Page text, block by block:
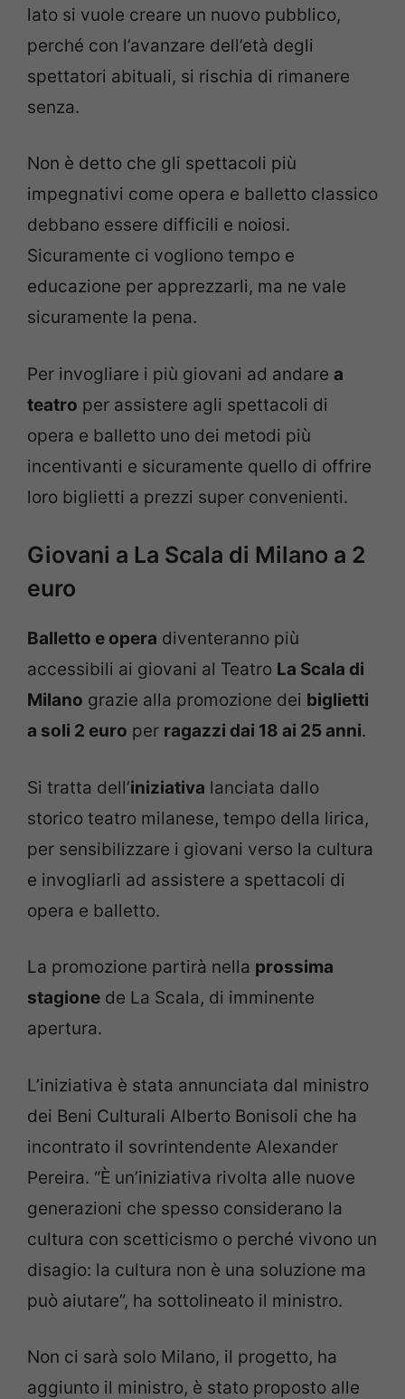
lato si vuole creare un nuovo pubblico,
perché con l’avanzare dell’età degli
spettatori abituali, si rischia di rimanere
senza.
Non è detto che gli spettacoli più
impegnativi come opera e balletto classico
debbano essere difficili e noiosi.
Sicuramente ci vogliono tempo e
educazione per apprezzarli, ma ne vale
sicuramente la pena.
Per invogliare i più giovani ad andare a
teatro per assistere agli spettacoli di
opera e balletto uno dei metodi più
incentivanti e sicuramente quello di offrire
loro biglietti a prezzi super convenienti.
Giovani a La Scala di Milano a 2
euro
Balletto e opera diventeranno più
accessibili ai giovani al Teatro La Scala di
Milano grazie alla promozione dei biglietti
a soli 2 euro per ragazzi dai 18 ai 25 anni.
Si tratta dell’iniziativa lanciata dallo
storico teatro milanese, tempo della lirica,
per sensibilizzare i giovani verso la cultura
e invogliarli ad assistere a spettacoli di
opera e balletto.
La promozione partirà nella prossima
stagione de La Scala, di imminente
apertura.
L’iniziativa è stata annunciata dal ministro
dei Beni Culturali Alberto Bonisoli che ha
incontrato il sovrintendente Alexander
Pereira. “È un’iniziativa rivolta alle nuove
generazioni che spesso considerano la
cultura con scetticismo o perché vivono un
disagio: la cultura non è una soluzione ma
può aiutare”, ha sottolineato il ministro.
Non ci sarà solo Milano, il progetto, ha
aggiunto il ministro, è stato proposto alle